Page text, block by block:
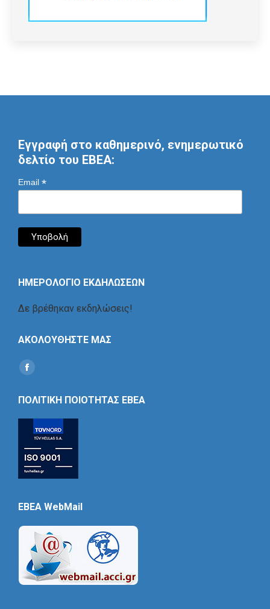
Εγγραφή στο καθημερινό, ενημερωτικό
δελτίο του ΕΒΕΑ:
Email *
ΗΜΕΡΟΛΟΓΙΟ ΕΚΔΗΛΩΣΕΩΝ
Δε βρέθηκαν εκδηλώσεις!
ΑΚΟΛΟΥΘΗΣΤΕ ΜΑΣ
Find us on:
Social
ΠΟΛΙΤΙΚΗ ΠΟΙΟΤΗΤΑΣ ΕΒΕΑ
EBEA WebMail